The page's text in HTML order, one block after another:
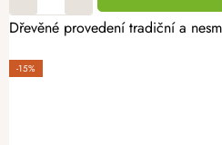
Dřevěné provedení tradiční a
-15%